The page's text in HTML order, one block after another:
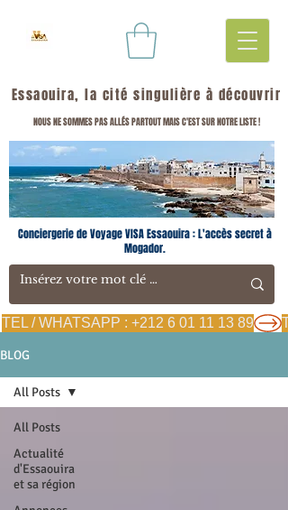
Essaouira, la cité singulière à découvrir
NOUS NE SOMMES PAS ALLÉS PARTOUT MAIS C'EST SUR NOTRE LISTE !
TEL / WHATSAPP : +212 6 01 11 13 89
Conciergerie de Voyage VISA Essaouira : L'accès secret à
Mogador.
BLOG
All Posts
Actualité
d'Essaouira
et sa région
All Posts